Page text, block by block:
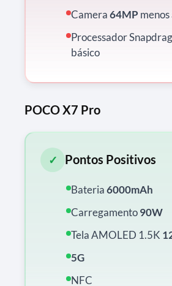
Camera64MP
Processador
básico
POCO X7 Pro
✓ Pontos Positivos
Bateria6000mAh
Carregamento90W
Tela AMOLED 1.5K
5G
NFC